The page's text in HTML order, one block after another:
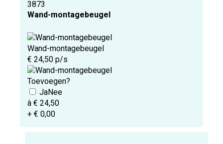
3873
Wand-montagebeugel
Wand-montagebeugel
€ 24,50 p/s
Toevoegen?
à € 24,50
+ € 0,00